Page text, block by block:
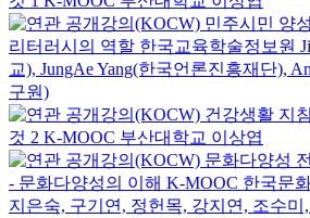
민주시민 양
리터러시의 역할 한국교육학술정보원
교), JungAe Yang(한국언론진흥재단),
구원)
건강생활 지
것 2 K-MOOC 부산대학교 이상엽
문화다양성
- 문화다양성의 이해 K-MOOC 한국문
지은숙, 구기연, 정헌목, 강지연, 조수미